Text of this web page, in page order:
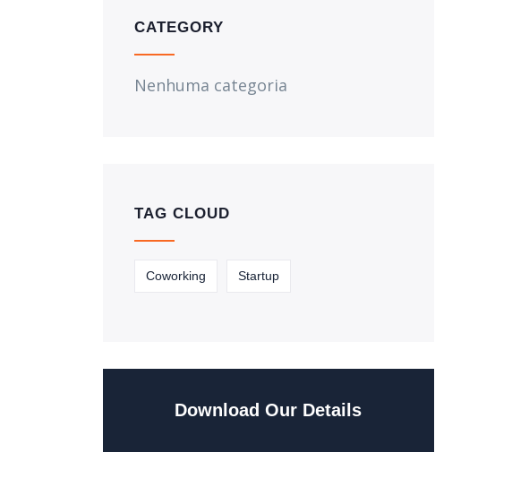
CATEGORY
Nenhuma categoria
TAG CLOUD
Coworking Startup
Download Our Details